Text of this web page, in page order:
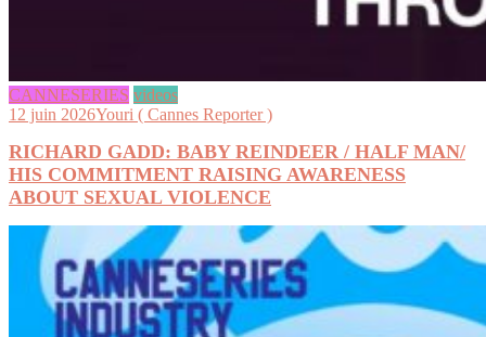
CANNESERIES videos
12 juin 2026Youri ( Cannes Reporter )
RICHARD GADD: BABY REINDEER / HALF MAN/
HIS COMMITMENT RAISING AWARENESS
ABOUT SEXUAL VIOLENCE